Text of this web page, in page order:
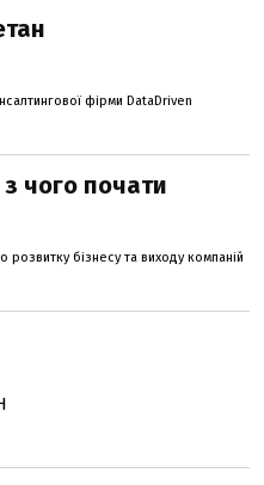
фірми DataDriven
з чого почати
бізнесу та виходу компаній